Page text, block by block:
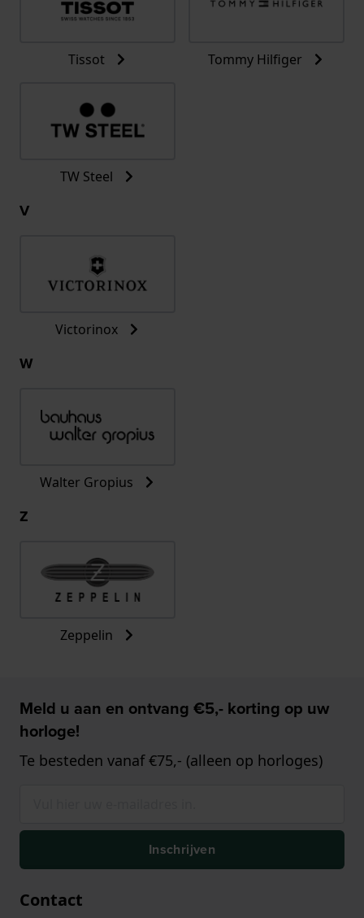
Tissot Tommy Hilfiger
TW Steel
V
Victorinox
W
Walter Gropius
Z
Zeppelin
Meld u aan en ontvang €5,- korting op uw
horloge!
Te besteden vanaf €75,- (alleen op horloges)
Inschrijven
Contact